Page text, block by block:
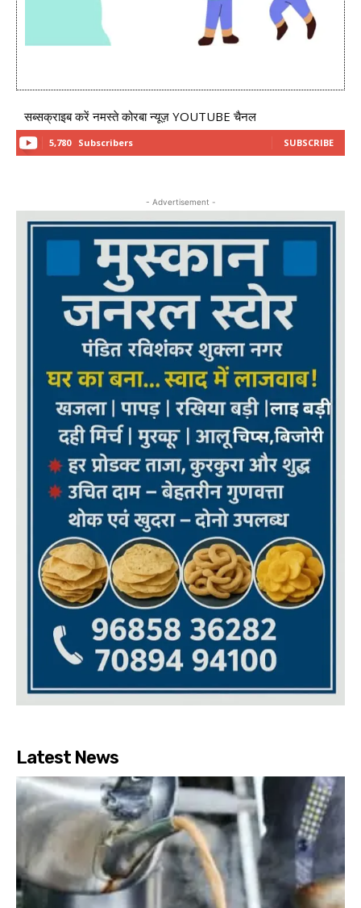
सब्सक्राइब करें नमस्ते कोरबा न्यूज़ YOUTUBE चैनल
5,780 Subscribers SUBSCRIBE
- Advertisement -
Latest News